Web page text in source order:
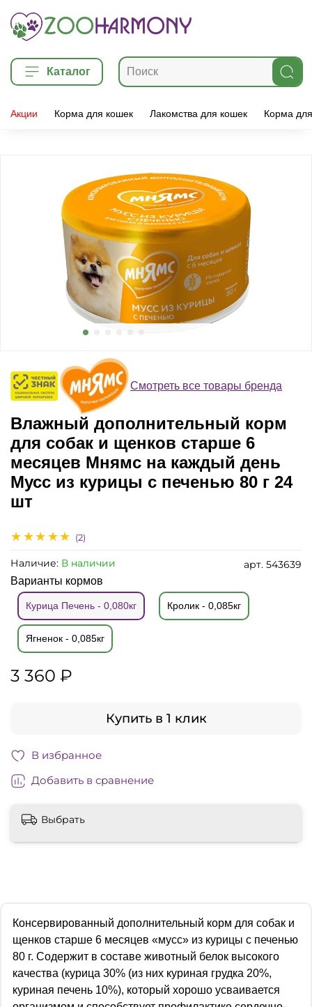
Каталог
Акции Корма для кошек Лакомства для кошек Корма
(2)
арт. 543639
Наличие: В наличии
Смотреть все товары бренда
Влажный дополнительный корм
для собак и щенков старше 6
месяцев Мнямс на каждый день
Мусс из курицы с печенью 80 г 24
шт
Варианты кормов
Курица Печень - 0,080кг Кролик - 0,085кг
Ягненок - 0,085кг
3 360 ₽
Купить в 1 клик
В избранное
Добавить в сравнение
Выбрать
Консервированный дополнительный корм для собак и
щенков старше 6 месяцев «мусс» из курицы с печенью
80 г. Содержит в составе животный белок высокого
качества (курица 30% (из них куриная грудка 20%,
куриная печень 10%), который хорошо усваивается